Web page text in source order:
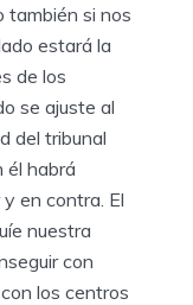
también si nos
estará la
de los
se ajuste al
del tribunal
él habrá
en contra. El
nuestra
con
los centros